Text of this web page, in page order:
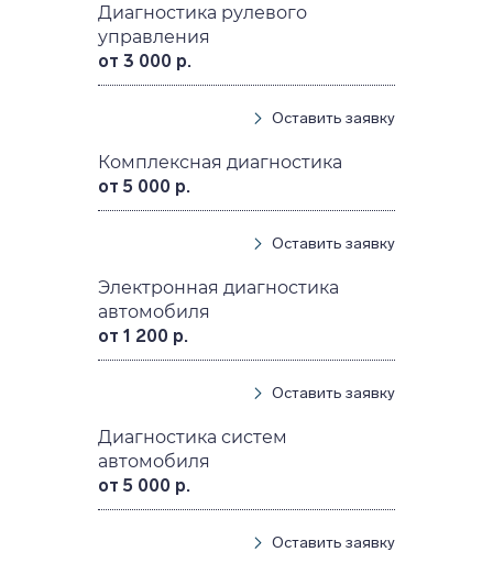
Диагностика рулевого
управления
от 3 000 р.
Оставить заявку
Комплексная диагностика
от 5 000 р.
Оставить заявку
Электронная диагностика
автомобиля
от 1 200 р.
Оставить заявку
Диагностика систем
автомобиля
от 5 000 р.
Оставить заявку